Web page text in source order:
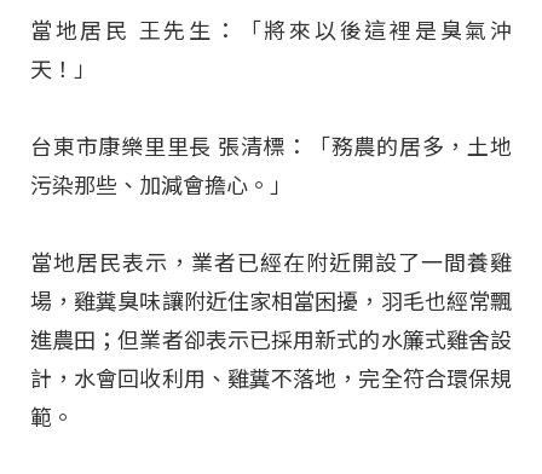
當地居民 王先生：「將來以後這裡是臭氣沖
天！」
台東市康樂里里長 張清標：「務農的居多，土地
污染那些、加減會擔心。」
當地居民表示，業者已經在附近開設了一間養雞
場，雞糞臭味讓附近住家相當困擾，羽毛也經常飄
進農田；但業者卻表示已採用新式的水簾式雞舍設
計，水會回收利用、雞糞不落地，完全符合環保規
範。